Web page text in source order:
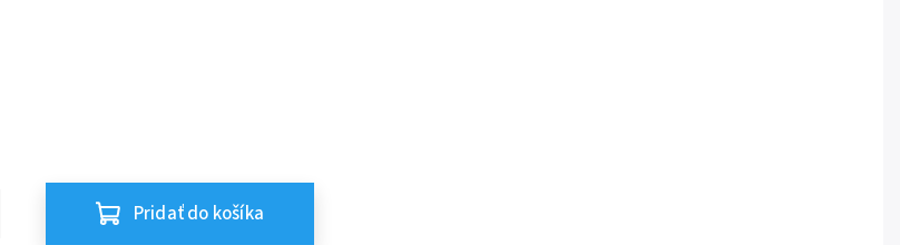
Pridať do košíka